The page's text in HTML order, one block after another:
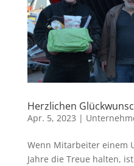
Herzlichen
Apr. 5, 2023 |
Wenn Mitarbeiter einem
Jahre die Treue halten,